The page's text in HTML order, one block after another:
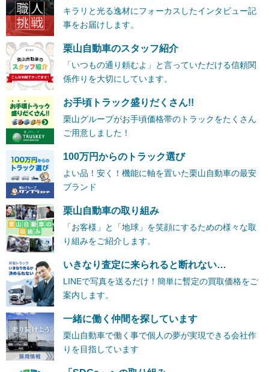
キラリと光る逸材にフォーカスしたインタビュー記
事をお届けします。
栗山自動車のスタッフ紹介
「いつもの通り頼むよ」と言っていただける信頼関
係作りを大切にしています。
お手頃トラック盛りだくさん!!
栗山グループがお手頃価格帯のトラックをたくさん
ご用意しました！
100万円からのトラック選び
よい品！安く！機能に軸を置いた栗山自動車の最安
ブランド
栗山自動車の取り組み
「お客様」と「地球」を笑顔にするための様々な取
り組みをご紹介します。
いきなり査定に来られると断れない…
LINEで写真を送るだけ！簡単に暫定の買取価格をご
案内します。
一緒に働く仲間を探しています
栗山自動車で働く事で個人の夢が実現できる会社作
りを目指しています